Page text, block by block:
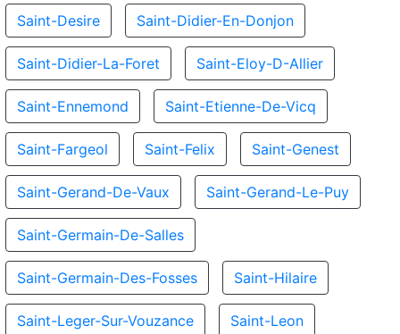
Saint-Desire Saint-Didier-En-Donjon
Saint-Didier-La-Foret Saint-Eloy-D-Allier
Saint-Ennemond Saint-Etienne-De-Vicq
Saint-Fargeol Saint-Felix Saint-Genest
Saint-Gerand-De-Vaux Saint-Gerand-Le-Puy
Saint-Germain-De-Salles
Saint-Germain-Des-Fosses Saint-Hilaire
Saint-Leger-Sur-Vouzance Saint-Leon